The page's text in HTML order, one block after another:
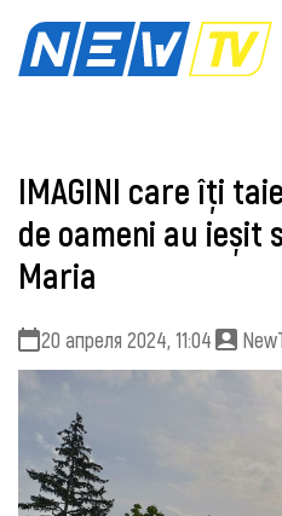
IMAGINI care îți
de oameni au ieșit
Maria
20 апреля 2024, 11:04